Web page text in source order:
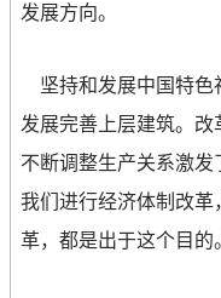
发展方向。
坚持和发展中国特色
发展完善上层建筑。
不断调整生产关系激
我们进行经济体制改
革，都是出于这个目的